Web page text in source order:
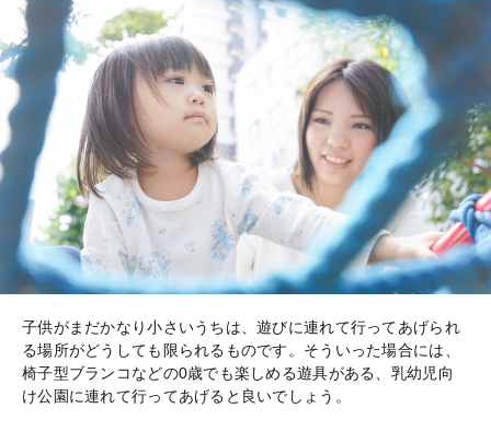
子供がまだかなり小さいうちは、遊びに連れて行ってあげられ
る場所がどうしても限られるものです。そういった場合には、
椅子型ブランコなどの0歳でも楽しめる遊具がある、乳幼児向
け公園に連れて行ってあげると良いでしょう。